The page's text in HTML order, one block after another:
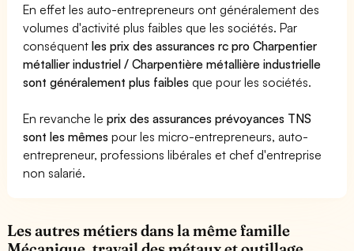
En effet les auto-entrepreneurs ont généralement des
volumes d'activité plus faibles que les sociétés. Par
conséquentles prix des assurances rc pro Charpentier
métallier industriel / Charpentière métallière industrielle
sont généralement plus faibles que pour les sociétés.
En revanche leprix des assurances prévoyances TNS
sont les mêmes pour les micro-entrepreneurs, auto-
entrepreneur, professions libérales et chef d'entreprise
non salarié.
Les autres métiers dans la même famille